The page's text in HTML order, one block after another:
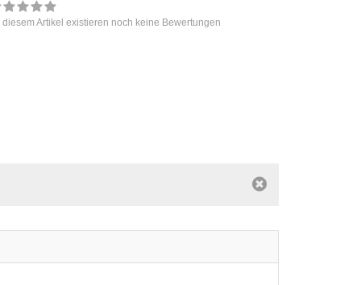
diesem Artikel existieren noch keine Bewertungen